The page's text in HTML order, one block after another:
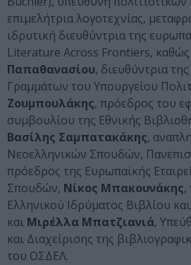
επιμελήτρια λογοτεχνίας,
ιδρυτική διευθύντρια της
Literature Across Frontiers, καθώς
Παπαθανασίου, διευθύντρια
Γραμμάτων του Υπουργείου
Ζουμπουλάκης, πρόεδρος του
συμβουλίου της Εθνικής
Βασίλης Σαμπατακάκης,
Νεοελληνικών Σπουδών,
πρόεδρος της Ευρωπαϊκής
Σπουδών, Νίκος Μπακουνάκης,
Ελληνικού Ιδρύματος Βιβλίου
και Μιρέλλα Μπατζιανιά,
και Διαχείρισης της
του ΟΣΔΕΛ.